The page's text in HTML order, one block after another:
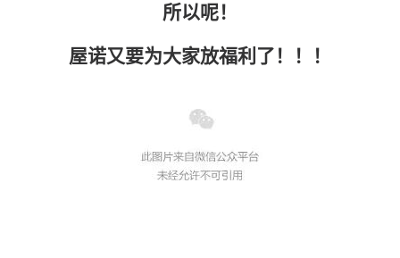
所以呢！
屋诺又要为大家放福利了！！！